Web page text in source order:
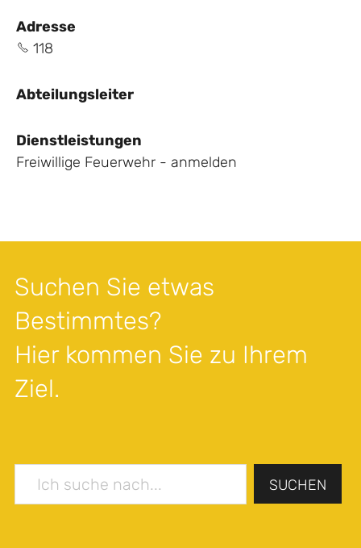
Adresse
118
Abteilungsleiter
Dienstleistungen
Freiwillige Feuerwehr - anmelden
Suchen Sie etwas
Bestimmtes?
Hier kommen Sie zu Ihrem
Ziel.
SUCHEN